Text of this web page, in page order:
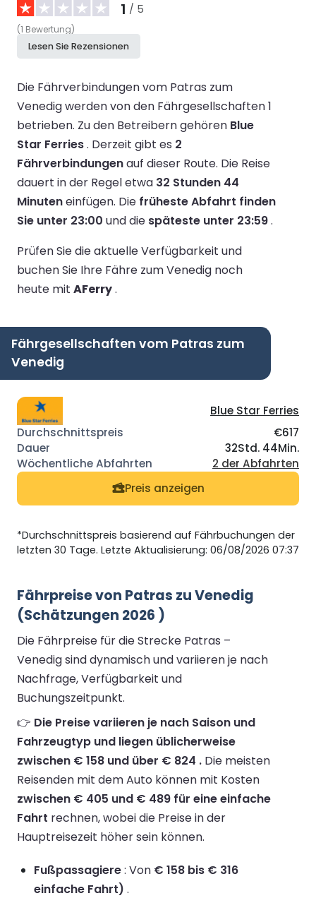
1 / 5
(1 Bewertung)
Lesen Sie Rezensionen
Die Fährverbindungen vom Patras zum
Venedig werden von den Fährgesellschaften 1
betrieben. Zu den Betreibern gehören Blue
Star Ferries. Derzeit gibt es 2
Fährverbindungenauf dieser Route. Die Reise
dauert in der Regel etwa 32 Stunden 44
Minuteneinfügen. Die früheste Abfahrt finden
Sie unter 23:00 und die späteste unter 23:59.
Prüfen Sie die aktuelle Verfügbarkeit und
buchen Sie Ihre Fähre zum Venedig noch
heute mit AFerry.
Fährgesellschaften vom Patras zum
Venedig
Blue Star Ferries
€617
32Std. 44Min.
2 der Abfahrten
Preis anzeigen
*Durchschnittspreis basierend auf Fährbuchungen der
letzten 30 Tage. Letzte Aktualisierung: 06/08/2026 07:37
Fährpreise von Patras zu Venedig
(Schätzungen 2026 )
Die Fährpreise für die Strecke Patras –
Venedig sind dynamisch und variieren je nach
Nachfrage, Verfügbarkeit und
Buchungszeitpunkt.
👉 Die Preise variieren je nach Saison und
Fahrzeugtyp und liegen üblicherweise
zwischen € 158 und über € 824 . Die meisten
Reisenden mit dem Auto können mit Kosten
zwischen € 405 und € 489 für eine einfache
Fahrt rechnen, wobei die Preise in der
Hauptreisezeit höher sein können.
Fußpassagiere: Von € 158 bis € 316
einfache Fahrt) .